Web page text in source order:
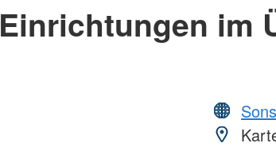
Einrichtungen im